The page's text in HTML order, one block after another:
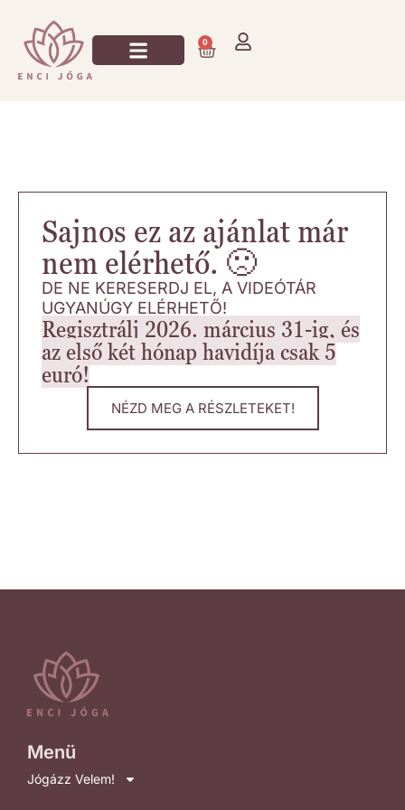
0
Sajnos ez az ajánlat már
nem elérhető. 🙁
DE NE KERESERDJ EL, A VIDEÓTÁR
UGYANÚGY ELÉRHETŐ!
Regisztrálj 2026. március 31-ig, és
az első két hónap havidíja csak 5
euró!
NÉZD MEG A RÉSZLETEKET!
Menü
Jógázz Velem!